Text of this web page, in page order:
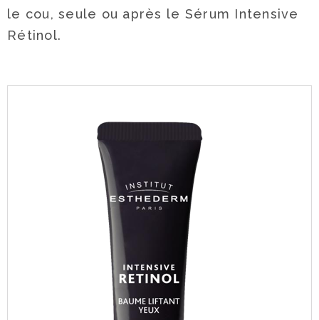
le cou, seule ou après le Sérum Intensive
Rétinol.